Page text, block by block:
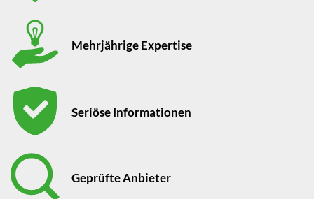
Mehrjährige Expertise
Seriöse Informationen
Geprüfte Anbieter